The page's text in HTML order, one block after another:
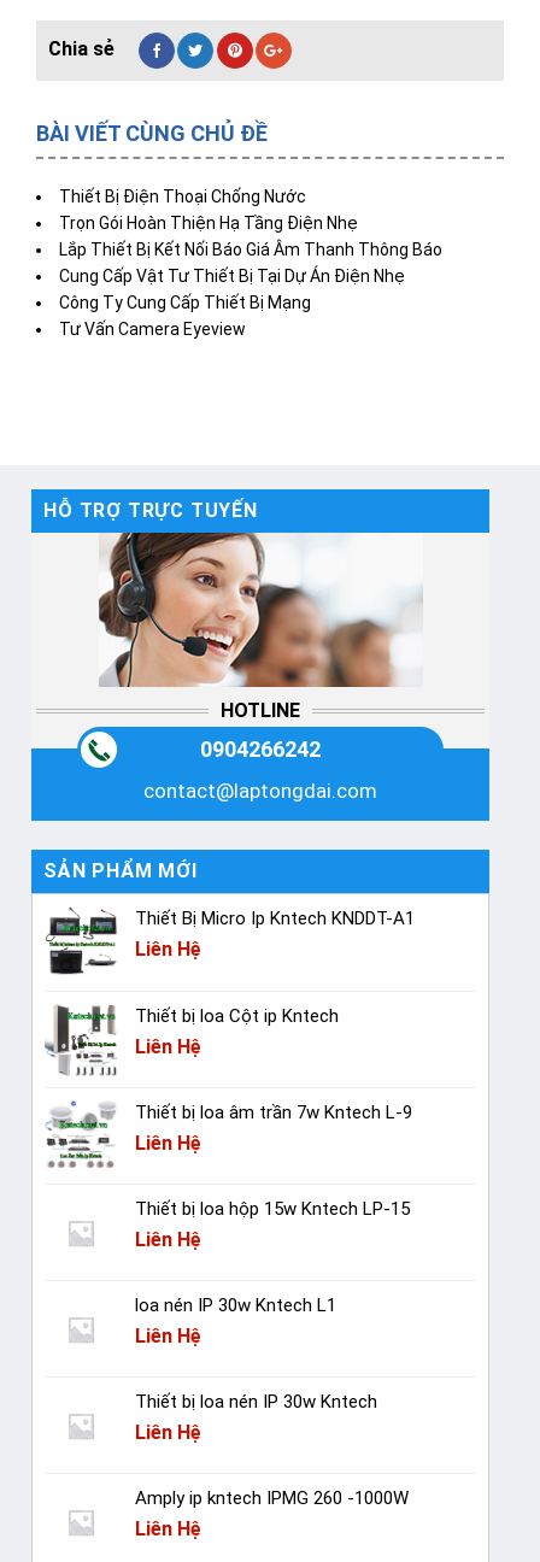
HỖ TRỢ TRỰC TUYẾN
HOTLINE
0904266242
contact@laptongdai.com
SẢN PHẨM MỚI
Thiết Bị Micro Ip Kntech KNDDT-A1
Liên Hệ
Thiết bị loa Cột ip Kntech
Liên Hệ
Thiết bị loa âm trần 7w Kntech L-9
Liên Hệ
Thiết bị loa hộp 15w Kntech LP-15
Liên Hệ
loa nén IP 30w Kntech L1
Liên Hệ
Thiết bị loa nén IP 30w Kntech
Liên Hệ
Amply ip kntech IPMG 260 -1000W
Liên Hệ
BÀI VIẾT CÙNG CHỦ ĐỀ
Thiết Bị Điện Thoại Chống Nước
Trọn Gói Hoàn Thiện Hạ Tầng Điện Nhẹ
Lắp Thiết Bị Kết Nối Báo Giá Âm Thanh Thông Báo
Cung Cấp Vật Tư Thiết Bị Tại Dự Án Điện Nhẹ
Công Ty Cung Cấp Thiết Bị Mạng
Tư Vấn Camera Eyeview